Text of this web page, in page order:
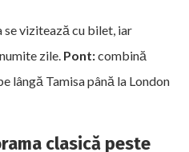
vizitează cu bilet, iar
zile. Pont:combină
lângă Tamisa până la London
clasică peste